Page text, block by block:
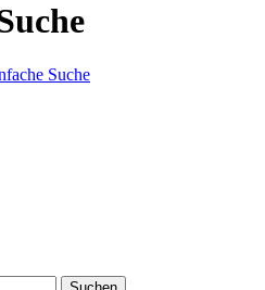
Suche